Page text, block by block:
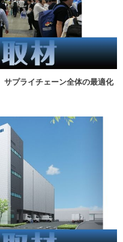
サプライチェーン全体の最適化